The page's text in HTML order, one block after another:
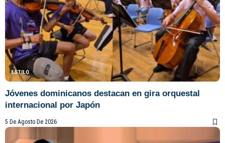
ESTILO
Jóvenes dominicanos destacan en gira orquestal
internacional por Japón
5 De Agosto De 2026